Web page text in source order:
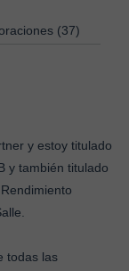
(37)
y estoy titulado
y también titulado
todas las